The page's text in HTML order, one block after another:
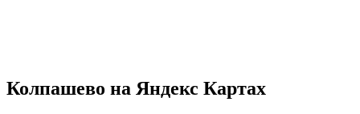
Колпашево на Яндекс Картах